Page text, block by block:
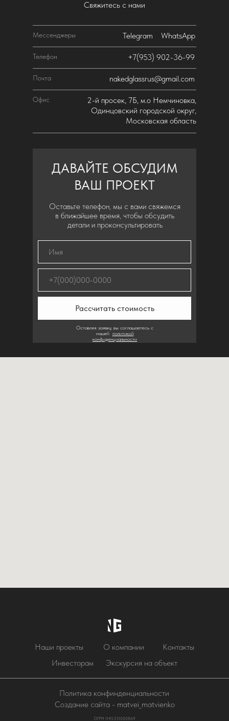
ДАВАЙТЕ ОБСУДИМ
ВАШ ПРОЕКТ
Telegram WhatsApp
Оставьте телефон, мы с вами свяжемся
в ближайшее время, чтобы обсудить
детали и проконсультировать
Свяжитесь с нами
Мессенджеры
Оставляя заявку, вы соглашаетесь с
нашей политикой
конфиденциальности
Телефон +7(953) 902-36-99
Рассчитать стоимость
nakedglassrus@gmail.com
Почта
Офис
2-й просек, 7Б, м.о Немчиновка,
Одинцовский городской округ,
Московская область
Наши проекты
О компании
Инвесторам
Экскурсия на объект
Контакты
ОГРН 1145331000869
Создание сайта - matvei_matvienko
Политика конфинденциальности